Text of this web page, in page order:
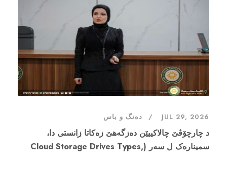
JUL 29, 2026 دەنگ و باس
د چارچۆڤێ چالاکییێن دەزگەهێ زەکاتا زانستی دا،
سمینارەک ل سەر (Cloud Storage Drives Types,